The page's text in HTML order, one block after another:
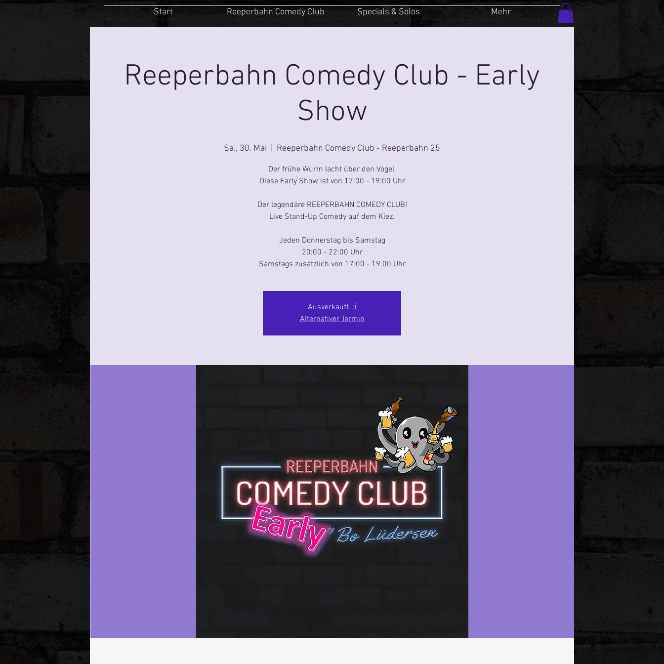
Start Reeperbahn Comedy Club Specials & Solos Mehr
Reeperbahn Comedy Club - Early
Show
Sa., 30. Mai Reeperbahn Comedy Club - Reeperbahn 25
Der frühe Wurm lacht über den Vogel.
Diese Early Show ist von 17:00 - 19:00 Uhr
Der legendäre REEPERBAHN COMEDY CLUB!
Live Stand-Up Comedy auf dem Kiez.
Jeden Donnerstag bis Samstag
20:00 - 22:00 Uhr
Samstags zusätzlich von 17:00 - 19:00 Uhr
Ausverkauft. :(
Alternativer Termin